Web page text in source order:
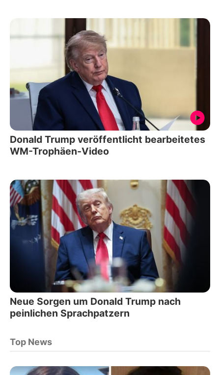
Donald Trump veröffentlicht bearbeitetes
WM-Trophäen-Video
Neue Sorgen um Donald Trump nach
peinlichen Sprachpatzern
Top News